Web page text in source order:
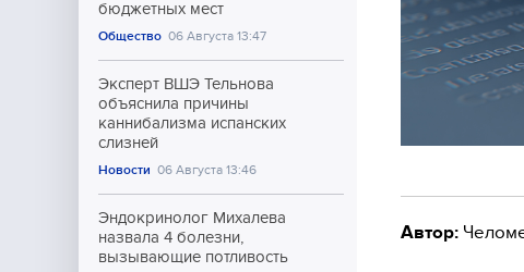
бюджетных мест
Общество 06 Августа 13:47
Эксперт ВШЭ Тельнова
объяснила причины
каннибализма испанских
слизней
Новости 06 Августа 13:46
Эндокринолог Михалева
назвала 4 болезни,
вызывающие потливость
Автор: